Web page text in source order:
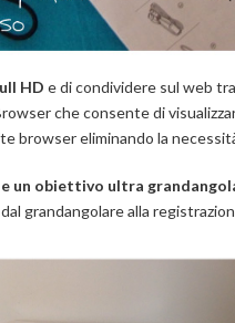
HD e di condividere sul web
che consente di
browser eliminando la
e un obiettivo ultra
grandangolare alla